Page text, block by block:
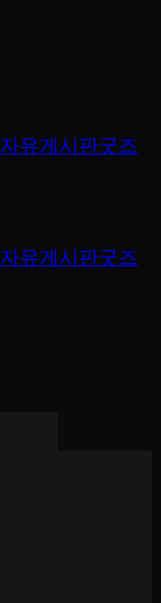
자유게시판굿즈
자유게시판굿즈